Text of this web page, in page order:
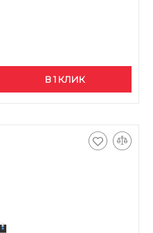
В 1 КЛИК